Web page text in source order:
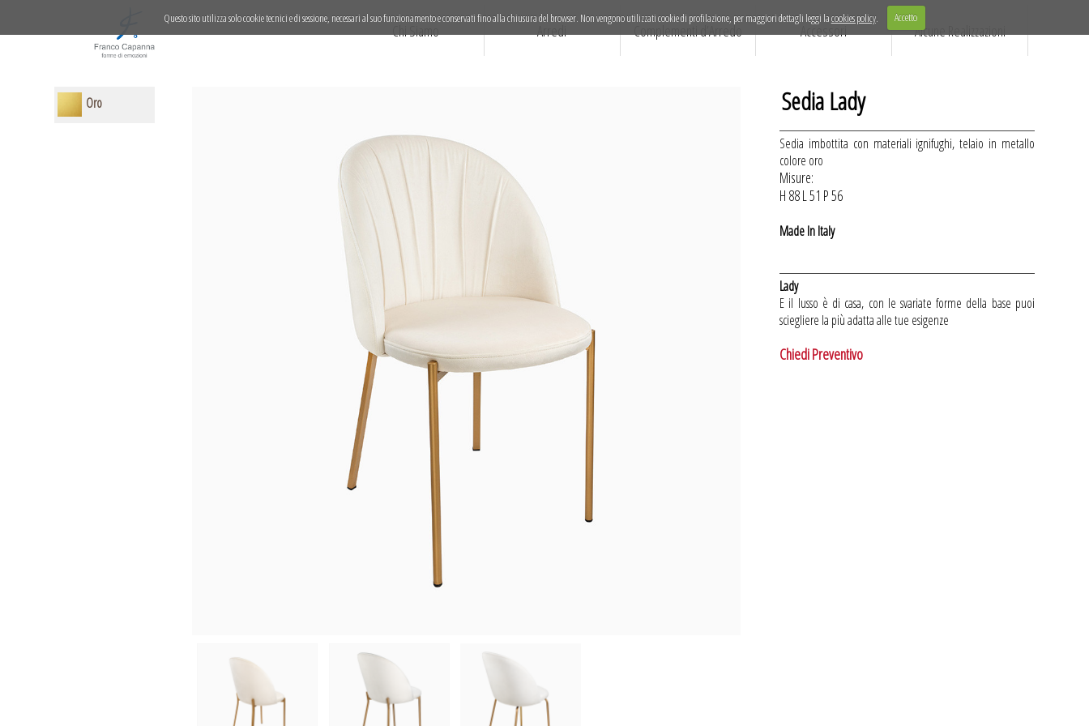
Questo sito utilizza solo cookie tecnici e di sessione, necessari al suo funzionamento e conservati fino alla chiusura del browser. Non vengono utilizzati cookie di profilazione, per maggiori dettagli leggi lacookies policy. Accetto
Chi Siamo Arredi Complementi d’Arredo Accessori Alcune Realizzazioni
Oro Sedia Lady
Sedia imbottita con materiali ignifughi, telaio in metallo
colore oro
Misure:
H 88 L 51 P 56
Made In Italy
Lady
E il lusso è di casa, con le svariate forme della base puoi
sciegliere la più adatta alle tue esigenze
Chiedi Preventivo